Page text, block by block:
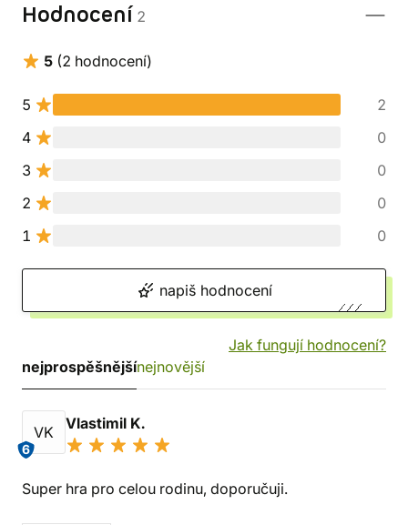
Hodnocení 2
5 (2 hodnocení)
5
2
4
0
3
0
2
0
1
0
napiš hodnocení
Jak fungují hodnocení?
nejprospěšnějšínejnovější
VK
6
Vlastimil K.
Super hra pro celou rodinu, doporučuji.